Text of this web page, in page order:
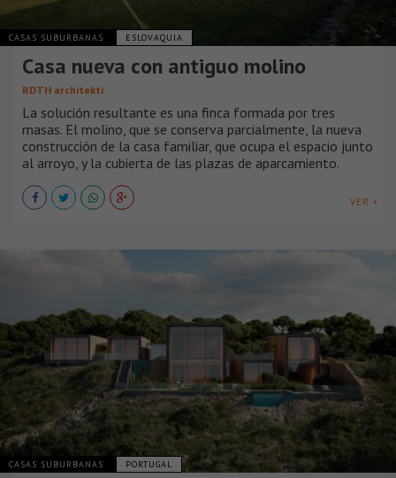
CASAS SUBURBANAS ESLOVAQUIA
Casa nueva con antiguo molino
RDTH architekti
La solución resultante es una finca formada por tres
masas. El molino, que se conserva parcialmente, la nueva
construcción de la casa familiar, que ocupa el espacio junto
al arroyo, y la cubierta de las plazas de aparcamiento.
VER +
CASAS SUBURBANAS PORTUGAL